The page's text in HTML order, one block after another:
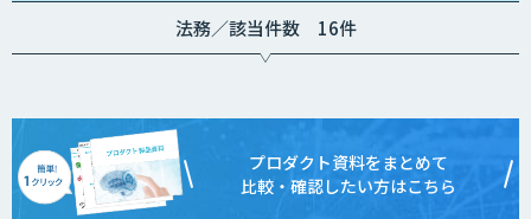
法務／該当件数 16件
プロダクト資料をまとめて
比較・確認したい方はこちら